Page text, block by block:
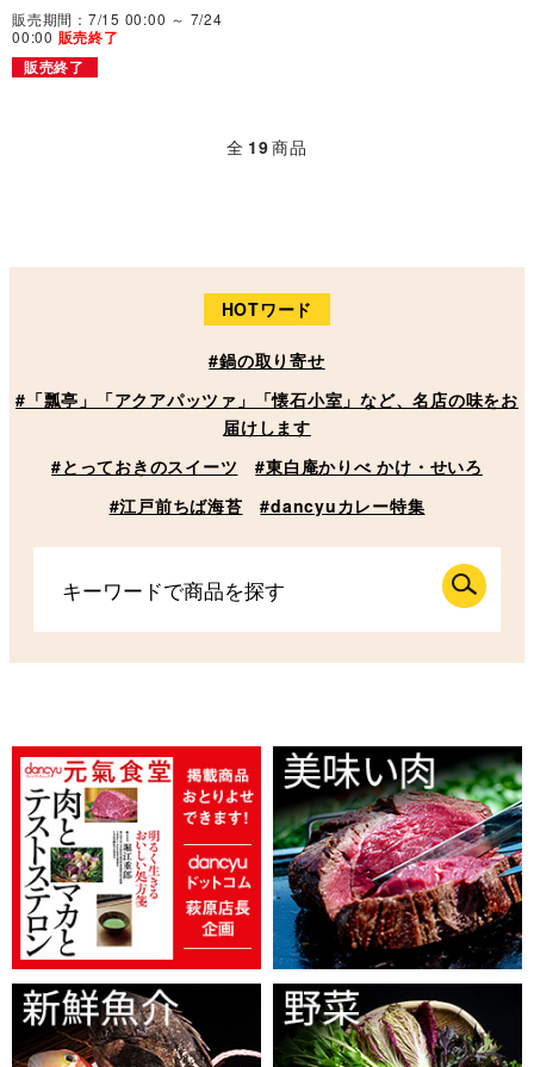
販売期間：7/15 00:00 ～ 7/24
00:00 販売終了
販売終了
全 19商品
HOTワード
#鍋の取り寄せ
#「瓢亭」「アクアパッツァ」「懐石小室」など、名店の味をお
届けします
#とっておきのスイーツ
#東白庵かりべ かけ・せいろ
#江戸前ちば海苔
#dancyuカレー特集